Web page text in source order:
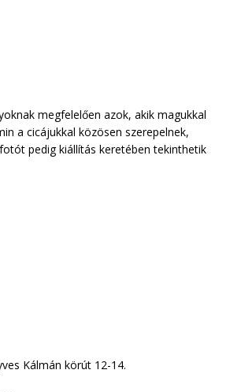
megfelelően azok, akik magukkal
a cicájukkal közösen szerepelnek,
pedig kiállítás keretében tekinthetik
Kálmán körút 12-14.